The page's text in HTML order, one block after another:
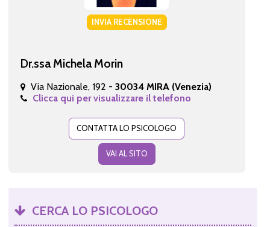
INVIA RECENSIONE
Dr.ssa Michela Morin
Via Nazionale, 192 - 30034 MIRA (Venezia)
Clicca qui per visualizzare il telefono
CONTATTA LO PSICOLOGO
VAI AL SITO
CERCA LO PSICOLOGO